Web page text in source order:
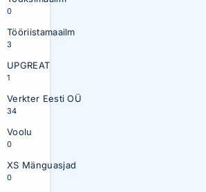
0
Tööriistamaailm
3
UPGREAT
1
Verkter Eesti OÜ
34
Voolu
0
XS Mänguasjad
0